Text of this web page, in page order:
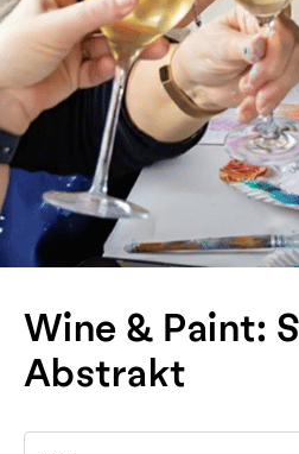
Wine & Paint:
Abstrakt